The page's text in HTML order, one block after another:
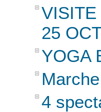
25
YOGA
4